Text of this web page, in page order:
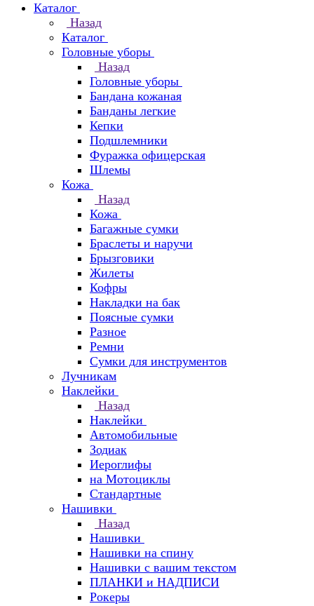
Каталог
Назад
Каталог
Головные уборы
Назад
Головные уборы
Бандана кожаная
Банданы легкие
Кепки
Подшлемники
Фуражка офицерская
Шлемы
Кожа
Назад
Кожа
Багажные сумки
Браслеты и наручи
Брызговики
Жилеты
Кофры
Накладки на бак
Поясные сумки
Разное
Ремни
Сумки для инструментов
Лучникам
Наклейки
Назад
Наклейки
Автомобильные
Зодиак
Иероглифы
на Мотоциклы
Стандартные
Нашивки
Назад
Нашивки
Нашивки на спину
Нашивки с вашим текстом
ПЛАНКИ и НАДПИСИ
Рокеры